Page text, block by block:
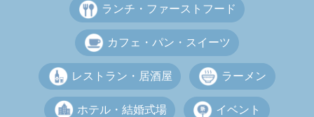
ランチ・ファーストフード
カフェ・パン・スイーツ
レストラン・居酒屋 ラーメン
ホテル・結婚式場 イベント